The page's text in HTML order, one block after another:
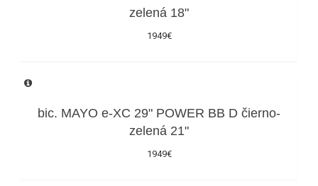
zelená 18"
1949€
bic. MAYO e-XC 29" POWER BB D čierno-
zelená 21"
1949€